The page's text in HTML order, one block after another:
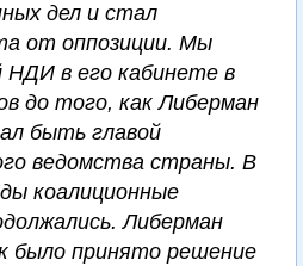
дел и стал
от оппозиции. Мы
НДИ в его кабинете в
до того, как Либерман
быть главой
ведомства страны. В
коалиционные
Либерман
было принято решение